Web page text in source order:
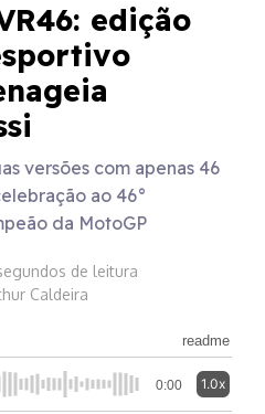
edição
versões com apenas 46
ao 46°
da MotoGP
de leitura
Caldeira
readme
0:00 1.0x